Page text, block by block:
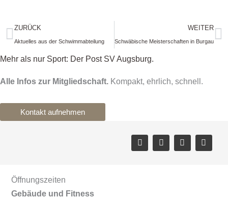
Zurück
ZURÜCK
Aktuelles aus der Schwimmabteilung
WEITER
Schwäbische Meisterschaften in Burgau
Mehr als nur Sport: Der Post SV Augsburg.
Alle Infos zur Mitgliedschaft. Kompakt, ehrlich, schnell.
Kontakt aufnehmen
a
c
e
-
t
w
n
s
t
o
u
t
Öffnungszeiten
Gebäude und Fitness